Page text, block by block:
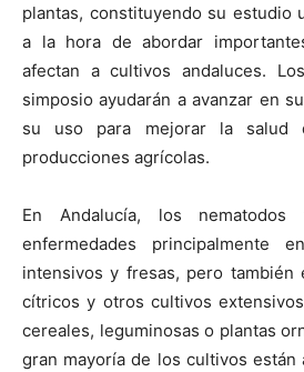
plantas, constituyendo su estudio
a la hora de abordar
afectan a cultivos andaluces.
simposio ayudarán a avanzar en
su uso para mejorar la
producciones agrícolas.
En Andalucía, los nematodos
enfermedades principalmente
intensivos y fresas, pero también
cítricos y otros cultivos
cereales, leguminosas o plantas
gran mayoría de los cultivos están